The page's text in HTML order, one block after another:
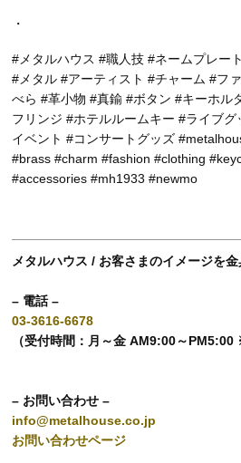
・
#メタルハウス #職人技 #ネームプレー
#メタル #アーティスト #チャーム #フ
べら #革小物 #真鍮 #ボタン #キーホル
フリンジ #ホテルルームキー #ライブ
イベント #コンサートグッズ
#brass #charm #fashion #clothing
#accessories #mh1933 #newmo
メタルハウス / お客さまのイメージを金
– 電話 –
03-3616-6678
（受付時間：月～金 AM9:00～PM5:00
– お問い合わせ –
info@metalhouse.co.jp
お問い合わせページ